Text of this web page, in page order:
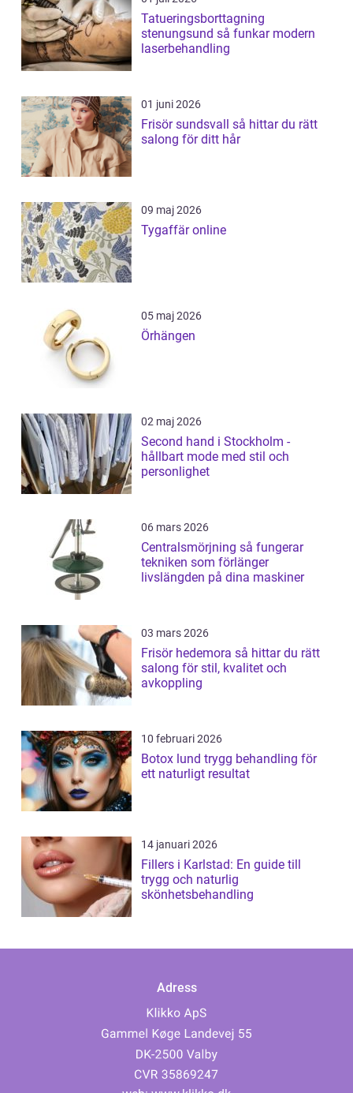
Tatueringsborttagning
stenungsund så funkar modern
laserbehandling
01 juni 2026
Frisör sundsvall så hittar du rätt
salong för ditt hår
09 maj 2026
Tygaffär online
05 maj 2026
Örhängen
02 maj 2026
Second hand i Stockholm -
hållbart mode med stil och
personlighet
06 mars 2026
Centralsmörjning så fungerar
tekniken som förlänger
livslängden på dina maskiner
03 mars 2026
Frisör hedemora så hittar du rätt
salong för stil, kvalitet och
avkoppling
10 februari 2026
Botox lund trygg behandling för
ett naturligt resultat
14 januari 2026
Fillers i Karlstad: En guide till
trygg och naturlig
skönhetsbehandling
Adress